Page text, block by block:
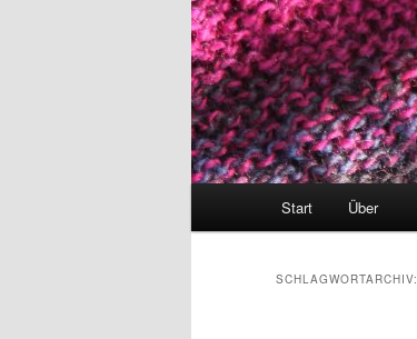
Start Über
SCHLAGWORTARCHIV: